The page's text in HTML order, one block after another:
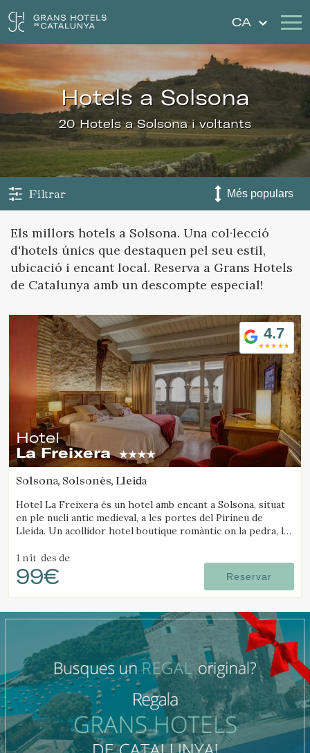
CA
Els Nostres Hotels Escapades
Casaments Xecs Regal
Descobreix Catalunya Contacte
Inicia sessió Crear compte
Ubicació/nom de l'hotel
hotels a Solsona
20 Hotels a Solsona i voltants
Filtrar
Els millors hotels a Solsona. Una col·lecció
d'hotels únics que destaquen pel seu estil,
ubicació i encant local. Reserva a Grans Hotels
de Catalunya amb un descompte especial!
4.7
Hotel
La Freixera
Solsona, Solsonès, Lleida
Hotel La Freixera és un hotel amb encant a Solsona, situat
en ple nucli antic medieval, a les portes del Pirineu de
Lleida. Un acollidor hotel boutique romàntic on la pedra, la
habitacions que disposen de banyera o llar de foc.
1 nit des de
99€ Reservar